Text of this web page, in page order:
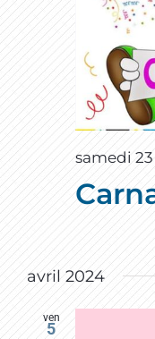
samedi 23
avril 2024
ven
5